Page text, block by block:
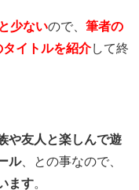
少ないので、 筆者の
イトルを紹介して終
や友人と楽しんで遊
ル、との事なので、
ます